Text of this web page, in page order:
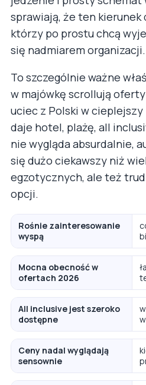
sprawiają, że ten kierunek
którzy po prostu chcą
się nadmiarem organizacji.
To szczególnie ważne
w majówkę scrollują
uciec z Polski w
daje hotel, plażę, all
nie wygląda absurdalnie,
się dużo ciekawszy niż
egzotycznych, ale też
opcji.
Rośnie zainteresowanie
wyspą
Mocna obecność w
ofertach 2026
All inclusive jest szeroko
dostępne
Ceny nadal wyglądają
sensownie